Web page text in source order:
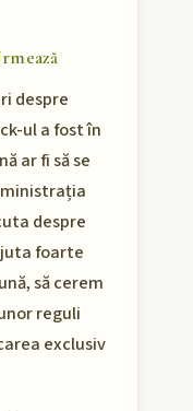
despre
ul a fost în
ar fi să se
despre
foarte
să cerem
reguli
exclusiv